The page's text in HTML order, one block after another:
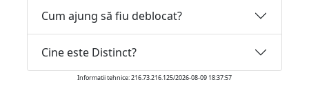
Cum ajung să fiu deblocat?
Cine este Distinct?
Informatii tehnice: 216.73.216.125/2026-08-09 18:37:57